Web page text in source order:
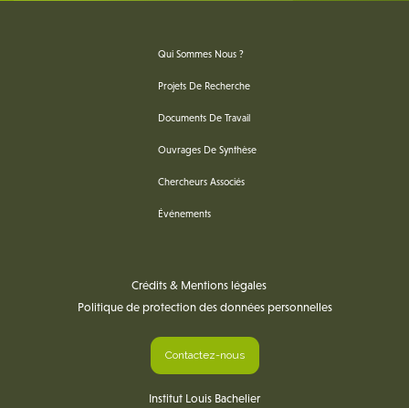
Qui Sommes Nous ?
Projets De Recherche
Documents De Travail
Ouvrages De Synthèse
Chercheurs Associés
Événements
Crédits & Mentions légales
Politique de protection des données personnelles
Contactez-nous
Institut Louis Bachelier